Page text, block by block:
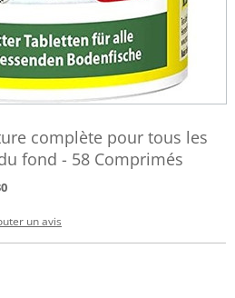
complète pour tous les
fond - 58 Comprimés
un avis